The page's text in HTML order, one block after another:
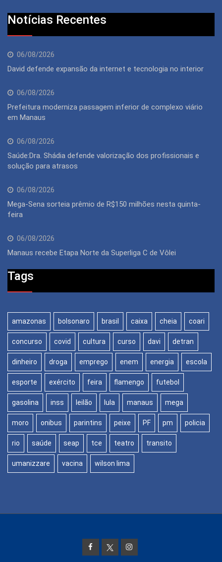
Notícias Recentes
06/08/2026
David defende expansão da internet e tecnologia no interior
06/08/2026
Prefeitura moderniza passagem inferior de complexo viário
em Manaus
06/08/2026
Saúde:Dra. Shádia defende valorização dos profissionais e
solução para atrasos
06/08/2026
Mega-Sena sorteia prêmio de R$150 milhões nesta quinta-
feira
06/08/2026
Manaus recebe Etapa Norte da Superliga C de Vôlei
Tags
amazonas bolsonaro brasil caixa cheia coari
concurso covid cultura curso davi detran
dinheiro droga emprego enem energia escola
esporte exército feira flamengo futebol
gasolina inss leilão lula manaus mega
moro onibus parintins peixe PF pm policia
rio saúde seap tce teatro transito
umanizzare vacina wilson lima